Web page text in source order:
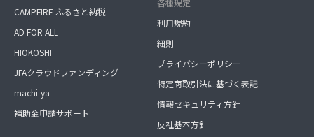
CAMPFIRE ふるさと納税
AD FOR ALL
HIOKOSHI
JFAクラウドファンディング
machi-ya
補助金申請サポート
利用規約
細則
プライバシーポリシー
特定商取引法に基づく表記
情報セキュリティ方針
反社基本方針